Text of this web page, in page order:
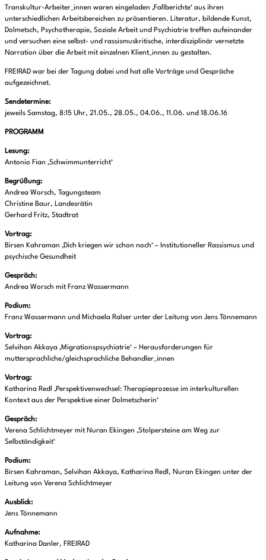
Transkultur-Arbeiter_innen waren eingeladen ‚Fallberichte‘ aus ihren
unterschiedlichen Arbeitsbereichen zu präsentieren. Literatur, bildende Kunst,
Dolmetsch, Psychotherapie, Soziale Arbeit und Psychiatrie treffen aufeinander
und versuchen eine selbst- und rassismuskritische, interdisziplinär vernetzte
Narration über die Arbeit mit einzelnen Klient_innen zu gestalten.
FREIRAD war bei der Tagung dabei und hat alle Vorträge und Gespräche
aufgezeichnet.
Sendetermine:
jeweils Samstag, 8:15 Uhr, 21.05., 28.05., 04.06., 11.06. und 18.06.16
PROGRAMM
Lesung:
Antonio Fian ‚Schwimmunterricht‘
Begrüßung:
Andrea Worsch, Tagungsteam
Christine Baur, Landesrätin
Gerhard Fritz, Stadtrat
Vortrag:
Birsen Kahraman ‚Dich kriegen wir schon noch‘ – Institutioneller Rassismus und
psychische Gesundheit
Gespräch:
Andrea Worsch mit Franz Wassermann
Podium:
Franz Wassermann und Michaela Ralser unter der Leitung von Jens Tönnemann
Vortrag:
Selvihan Akkaya ‚Migrationspsychiatrie‘ – Herausforderungen für
muttersprachliche/gleichsprachliche Behandler_innen
Vortrag:
Katharina Redl ‚Perspektivenwechsel: Therapieprozesse im interkulturellen
Kontext aus der Perspektive einer Dolmetscherin‘
Gespräch:
Verena Schlichtmeyer mit Nuran Ekingen ‚Stolpersteine am Weg zur
Selbständigkeit‘
Podium:
Birsen Kahraman, Selvihan Akkaya, Katharina Redl, Nuran Ekingen unter der
Leitung von Verena Schlichtmeyer
Ausblick:
Jens Tönnemann
Aufnahme:
Katharina Danler, FREIRAD